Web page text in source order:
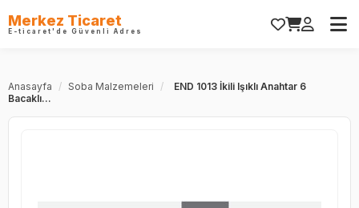
Merkez Ticaret
E-ticaret'de Güvenli Adres
Anasayfa / Soba Malzemeleri /
END 1013 İkili Işıklı Anahtar 6
Bacaklı...